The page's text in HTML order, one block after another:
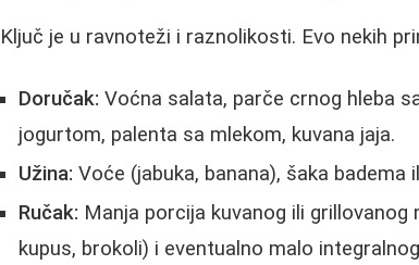
Ključ je u ravnoteži i raznolikosti. Evo nekih
Doručak: Voćna salata, parče crnog hleba
jogurtom, palenta sa mlekom, kuvana jaja.
Užina: Voće (jabuka, banana), šaka
Ručak: Manja porcija kuvanog ili
kupus, brokoli) i eventualno malo